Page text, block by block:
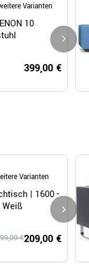
Varianten
10
399,00 €
Varianten
| 1600 -
Weiß
209,00 €
€